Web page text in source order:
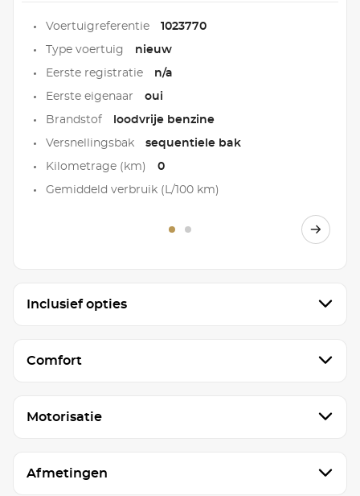
Voertuigreferentie 1023770
Type voertuig nieuw
Eerste registratie n/a
Eerste eigenaar oui
Brandstof loodvrije benzine
Versnellingsbak sequentiele bak
Kilometrage (km) 0
Gemiddeld verbruik (L/100 km)
Inclusief opties
Comfort
Motorisatie
Afmetingen